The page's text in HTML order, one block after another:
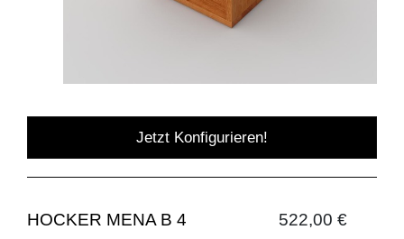
Jetzt Konfigurieren!
HOCKER MENA B 4 522,00 €